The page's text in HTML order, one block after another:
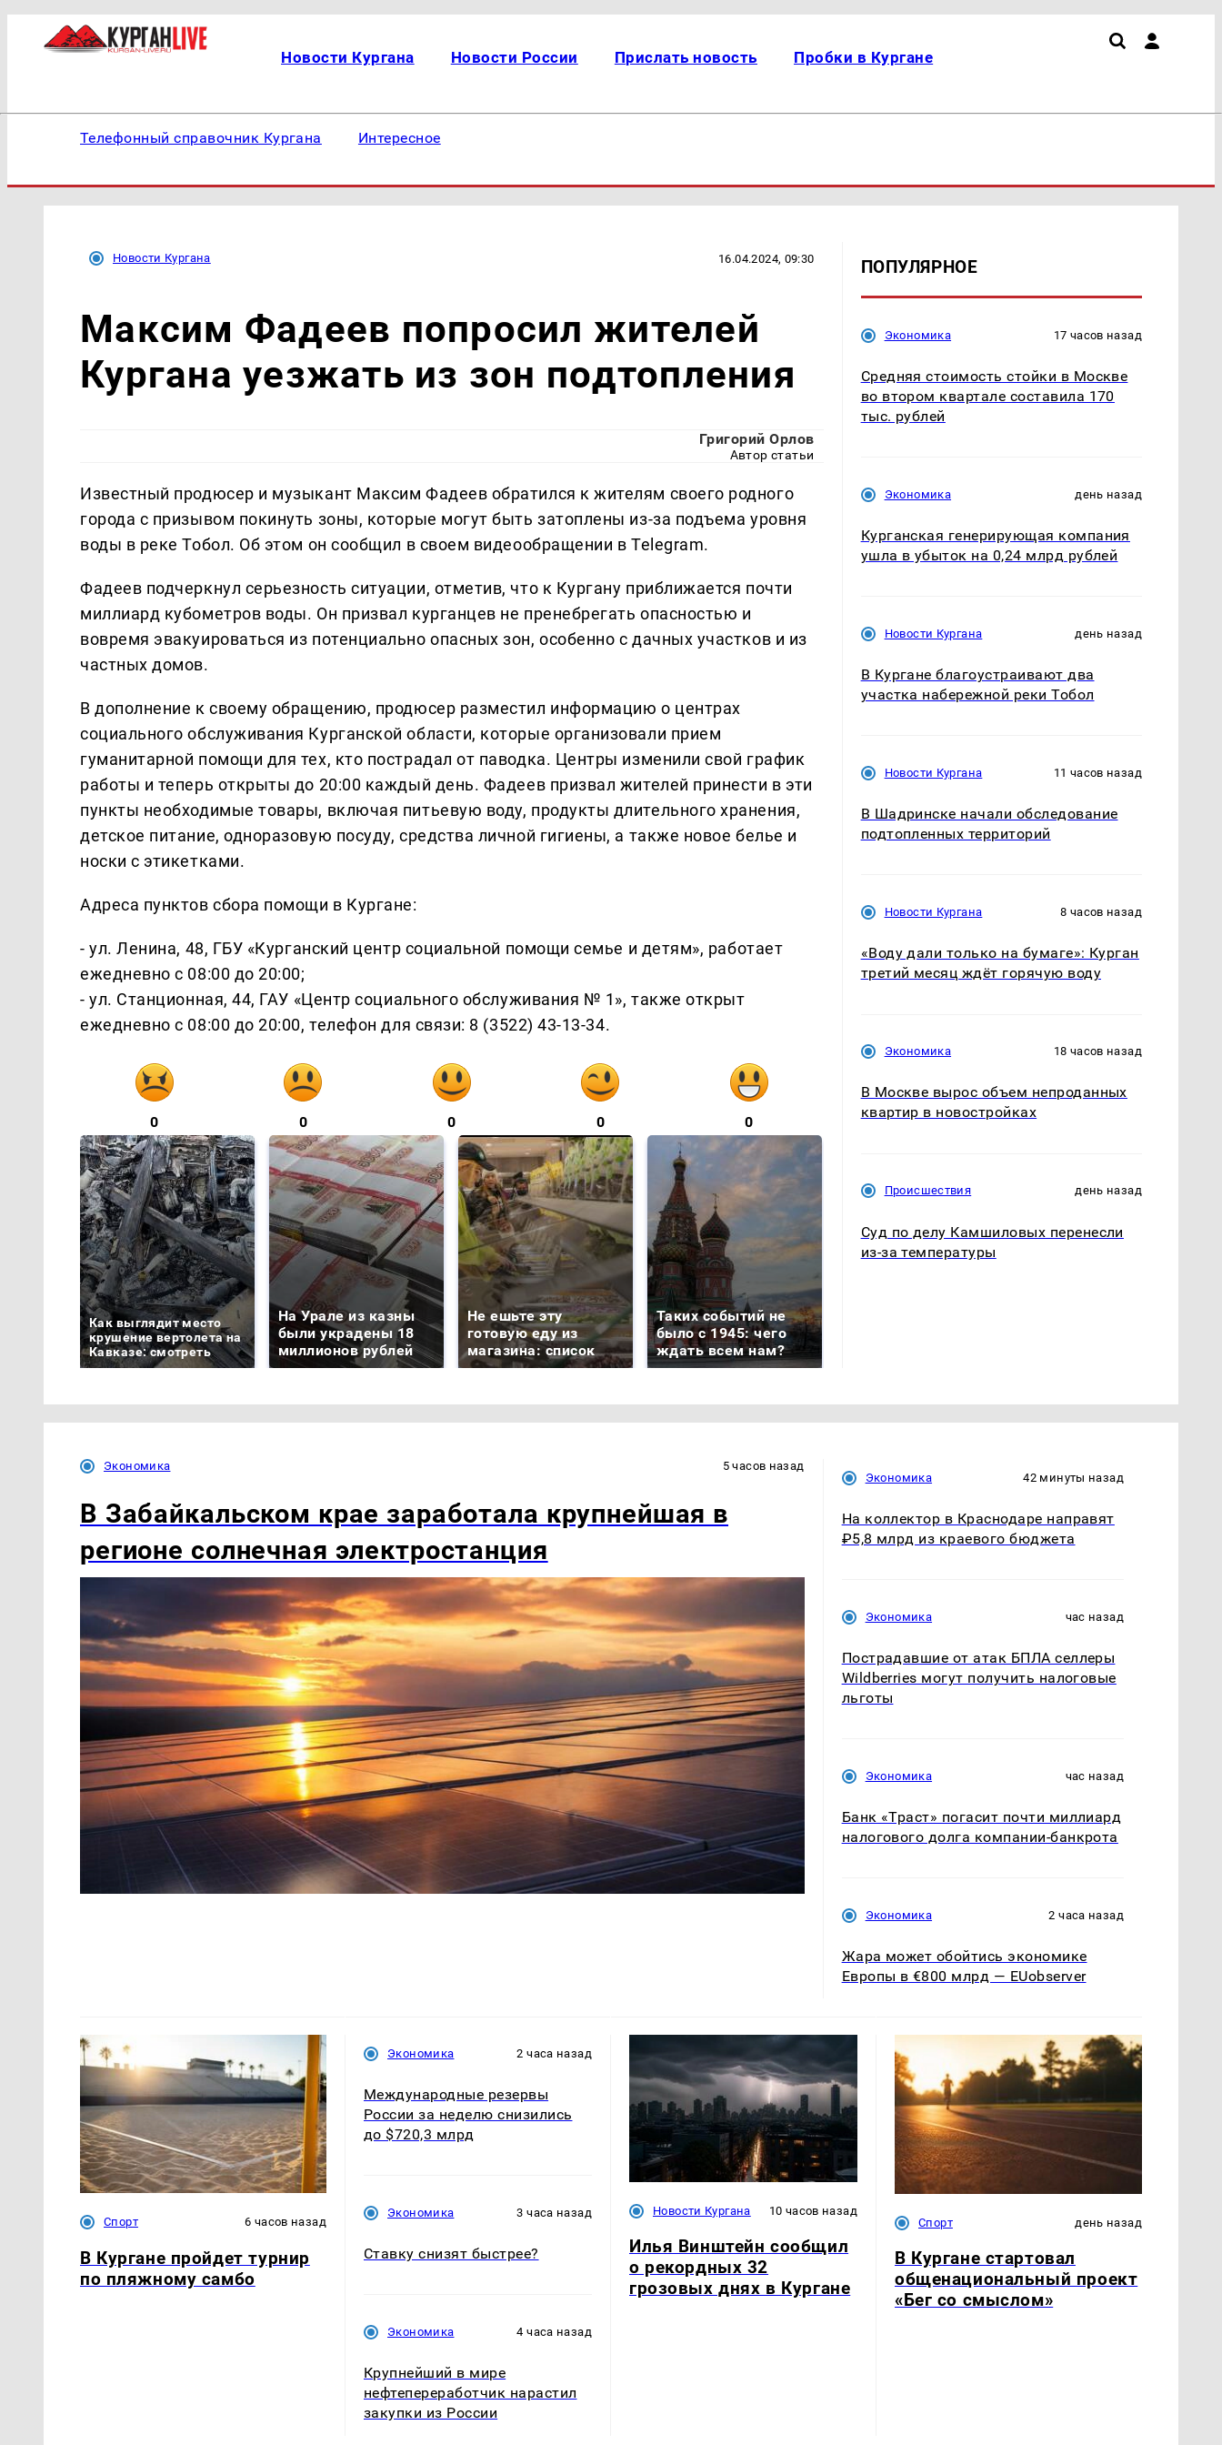
Новости Кургана Новости России Прислать новость Пробки в Кургане
Телефонный справочник Кургана Интересное
Новости Кургана 16.04.2024, 09:30
Максим Фадеев попросил жителей
Кургана уезжать из зон подтопления
Григорий Орлов
Автор статьи
Известный продюсер и музыкант Максим Фадеев обратился к жителям своего родного
города с призывом покинуть зоны, которые могут быть затоплены из-за подъема уровня
воды в реке Тобол. Об этом он сообщил в своем видеообращении в Telegram.
Фадеев подчеркнул серьезность ситуации, отметив, что к Кургану приближается почти
миллиард кубометров воды. Он призвал курганцев не пренебрегать опасностью и
вовремя эвакуироваться из потенциально опасных зон, особенно с дачных участков и из
частных домов.
В дополнение к своему обращению, продюсер разместил информацию о центрах
социального обслуживания Курганской области, которые организовали прием
гуманитарной помощи для тех, кто пострадал от паводка. Центры изменили свой график
работы и теперь открыты до 20:00 каждый день. Фадеев призвал жителей принести в эти
пункты необходимые товары, включая питьевую воду, продукты длительного хранения,
детское питание, одноразовую посуду, средства личной гигиены, а также новое белье и
носки с этикетками.
Адреса пунктов сбора помощи в Кургане:
- ул. Ленина, 48, ГБУ «Курганский центр социальной помощи семье и детям», работает
ежедневно с 08:00 до 20:00;
- ул. Станционная, 44, ГАУ «Центр социального обслуживания № 1», также открыт
ежедневно с 08:00 до 20:00, телефон для связи: 8 (3522) 43-13-34.
0 0 0 0 0
Как выглядит место
крушение вертолета на
Кавказе: смотреть
На Урале из казны
были украдены 18
миллионов рублей
Не ешьте эту
готовую еду из
магазина: список
Таких событий не
было с 1945: чего
ждать всем нам?
ПОПУЛЯРНОЕ
Экономика 17 часов назад
Средняя стоимость стойки в Москве
во втором квартале составила 170
тыс. рублей
Экономика день назад
Курганская генерирующая компания
ушла в убыток на 0,24 млрд рублей
Новости Кургана день назад
В Кургане благоустраивают два
участка набережной реки Тобол
Новости Кургана 11 часов назад
В Шадринске начали обследование
подтопленных территорий
Новости Кургана 8 часов назад
«Воду дали только на бумаге»: Курган
третий месяц ждёт горячую воду
Экономика 18 часов назад
В Москве вырос объем непроданных
квартир в новостройках
Происшествия день назад
Суд по делу Камшиловых перенесли
из-за температуры
Экономика 5 часов назад
В Забайкальском крае заработала крупнейшая в
регионе солнечная электростанция
Экономика 42 минуты назад
На коллектор в Краснодаре направят
₽5,8 млрд из краевого бюджета
Экономика час назад
Пострадавшие от атак БПЛА селлеры
Wildberries могут получить налоговые
льготы
Экономика час назад
Банк «Траст» погасит почти миллиард
налогового долга компании-банкрота
Экономика 2 часа назад
Жара может обойтись экономике
Европы в €800 млрд — EUobserver
Спорт 6 часов назад
В Кургане пройдет турнир
по пляжному самбо
Экономика 2 часа назад
Международные резервы
России за неделю снизились
до $720,3 млрд
Экономика 3 часа назад
Ставку снизят быстрее?
Экономика 4 часа назад
Крупнейший в мире
нефтепереработчик нарастил
закупки из России
Новости Кургана 10 часов назад
Илья Винштейн сообщил
о рекордных 32
грозовых днях в Кургане
Спорт день назад
В Кургане стартовал
общенациональный проект
«Бег со смыслом»